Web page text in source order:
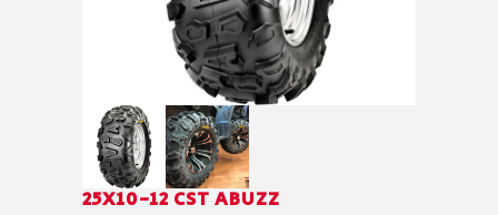
25X10-12 CST ABUZZ